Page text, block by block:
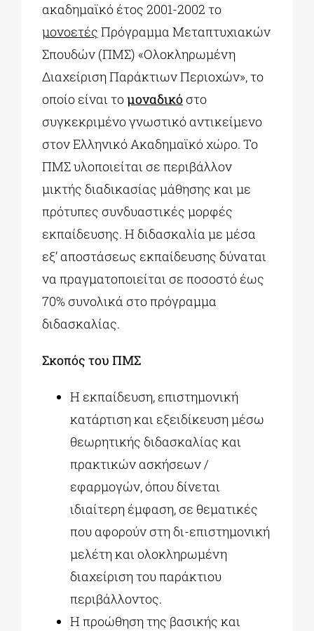
ακαδημαϊκό έτος 2001-2002 το
μονοετές Πρόγραμμα Μεταπτυχιακών
Σπουδών (ΠΜΣ) «Ολοκληρωμένη
Διαχείριση Παράκτιων Περιοχών», το
οποίο είναι τομοναδικόστο
συγκεκριμένο γνωστικό αντικείμενο
στον Ελληνικό Ακαδημαϊκό χώρο. Το
ΠΜΣ υλοποιείται σε περιβάλλον
μικτής διαδικασίας μάθησης και με
πρότυπες συνδυαστικές μορφές
εκπαίδευσης. Η διδασκαλία με μέσα
εξ’ αποστάσεως εκπαίδευσης δύναται
να πραγματοποιείται σε ποσοστό έως
70% συνολικά στο πρόγραμμα
διδασκαλίας.
Σκοπός του ΠΜΣ
Η εκπαίδευση, επιστημονική
κατάρτιση και εξειδίκευση μέσω
θεωρητικής διδασκαλίας και
πρακτικών ασκήσεων /
εφαρμογών, όπου δίνεται
ιδιαίτερη έμφαση, σε θεματικές
που αφορούν στη δι-επιστημονική
μελέτη και ολοκληρωμένη
διαχείριση του παράκτιου
περιβάλλοντος.
H προώθηση της βασικής και